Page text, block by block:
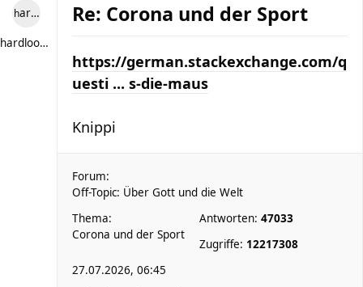
hardlooper
hardlooper
Re: Corona und der Sport
https://german.stackexchange.com/q
uesti ... s-die-maus
Knippi
Forum:
Off-Topic: Über Gott und die Welt
Thema:
Corona und der Sport
Antworten: 47033
Zugriffe: 12217308
27.07.2026, 06:45